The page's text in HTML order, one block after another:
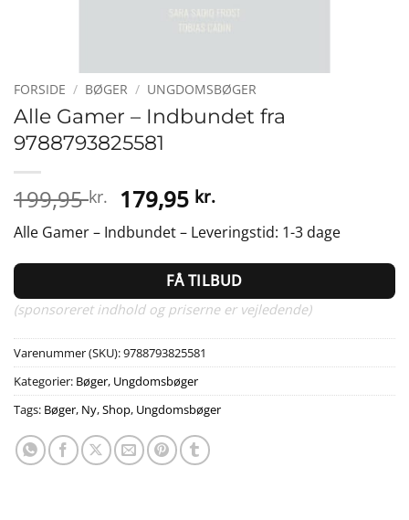
FORSIDE / BØGER / UNGDOMSBØGER
Alle Gamer – Indbundet fra
9788793825581
199,95kr. Den
oprindelige
pris
var:
199,95 kr..
179,95 kr.Den
aktuelle
pris
er:
179,95 kr..
Alle Gamer – Indbundet – Leveringstid: 1-3 dage
FÅ TILBUD
(sponsoreret indhold og priserne er vejledende)
Varenummer (SKU):9788793825581
Kategorier: Bøger, Ungdomsbøger
Tags: Bøger, Ny,Shop, Ungdomsbøger